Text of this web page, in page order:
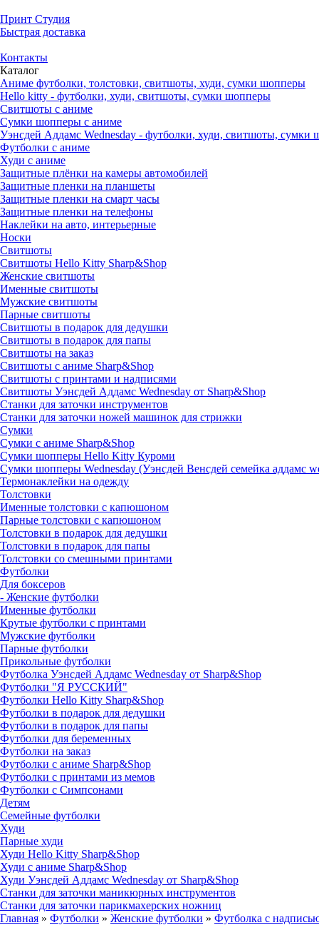
Принт Студия
Быстрая доставка
Контакты
Каталог
Аниме футболки, толстовки, свитшоты, худи, сумки шопперы
Hello kitty - футболки, худи, свитшоты, сумки шопперы
Свитшоты с аниме
Сумки шопперы с аниме
Уэнсдей Аддамс Wednesday - футболки, худи, свитшоты, сумки
Футболки с аниме
Худи с аниме
Защитные плёнки на камеры автомобилей
Защитные пленки на планшеты
Защитные пленки на смарт часы
Защитные пленки на телефоны
Наклейки на авто, интерьерные
Носки
Свитшоты
Cвитшоты Hello Kitty Sharp&Shop
Женские свитшоты
Именные свитшоты
Мужские свитшоты
Парные свитшоты
Свитшоты в подарок для дедушки
Свитшоты в подарок для папы
Свитшоты на заказ
Свитшоты с аниме Sharp&Shop
Свитшоты с принтами и надписями
Свитшоты Уэнсдей Аддамс Wednesday от Sharp&Shop
Станки для заточки инструментов
Станки для заточки ножей машинок для стрижки
Сумки
Сумки с аниме Sharp&Shop
Сумки шопперы Hello Kitty Куроми
Сумки шопперы Wednesday (Уэнсдей Венсдей семейка аддамс
Термонаклейки на одежду
Толстовки
Именные толстовки с капюшоном
Парные толстовки с капюшоном
Толстовки в подарок для дедушки
Толстовки в подарок для папы
Толстовки со смешными принтами
Футболки
Для боксеров
- Женские футболки
Именные футболки
Крутые футболки с принтами
Мужские футболки
Парные футболки
Прикольные футболки
Футболка Уэнсдей Аддамс Wednesday от Sharp&Shop
Футболки "Я РУССКИЙ"
Футболки Hello Kitty Sharp&Shop
Футболки в подарок для дедушки
Футболки в подарок для папы
Футболки для беременных
Футболки на заказ
Футболки с аниме Sharp&Shop
Футболки с принтами из мемов
Футболки с Симпсонами
Детям
Семейные футболки
Худи
Парные худи
Худи Hello Kitty Sharp&Shop
Худи с аниме Sharp&Shop
Худи Уэнсдей Аддамс Wednesday от Sharp&Shop
Станки для заточки маникюрных инструментов
Станки для заточки парикмахерских ножниц
Главная » Футболки » Женские футболки » Футболка с